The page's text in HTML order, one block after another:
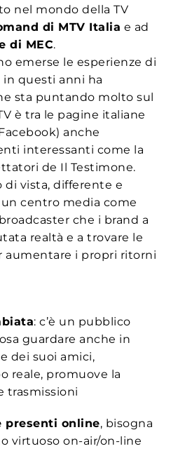
nel mondo della TV
di MTV Italia e ad
di MEC.
emerse le esperienze di
questi anni ha
sta puntando molto sul
è tra le pagine italiane
anche
interessanti come la
de Il Testimone.
vista, differente e
centro media come
che i brand a
realtà e a trovare le
aumentare i propri ritorni
: c’è un pubblico
guardare anche in
dei suoi amici,
reale, promuove la
trasmissioni
presenti online, bisogna
virtuoso on-air/on-line